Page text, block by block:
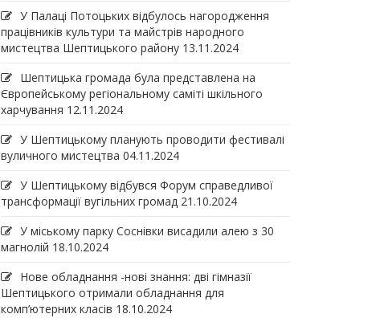
У Палаці Потоцьких відбулось нагородження
працівників культури та майстрів народного
мистецтва Шептицького району 13.11.2024
Шептицька громада була представлена на
Європейському регіональному саміті шкільного
харчування 12.11.2024
У Шептицькому планують проводити фестивалі
вуличного мистецтва 04.11.2024
У Шептицькому відбувся Форум справедливої
трансформації вугільних громад 21.10.2024
У міському парку Соснівки висадили алею з 30
магнолій 18.10.2024
Нове обладнання -нові знання: дві гімназії
Шептицького отримали обладнання для
комп’ютерних класів 18.10.2024